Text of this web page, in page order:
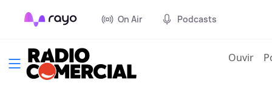
On Air Podcasts
Ouvir